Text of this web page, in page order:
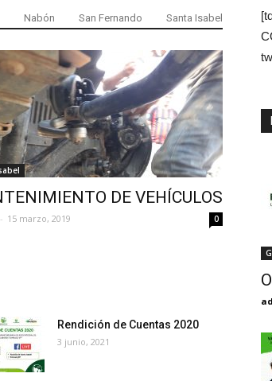
Nabón San Fernando Santa Isabel
DE VEHÍCULOS
- 15 marzo, 2019 0
Rendición de Cuentas 2020
3 junio, 2021